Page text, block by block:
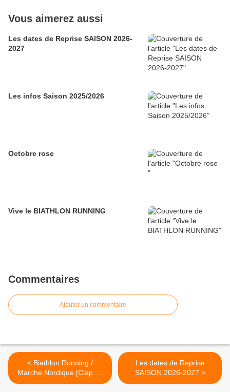
Vous aimerez aussi
Les dates de Reprise SAISON 2026-
2027
Les infos Saison 2025/2026
Octobre rose
Vive le BIATHLON RUNNING
Commentaires
Ajouter un commentaire
< Biathlon Running /
Marche Nordique [Clap de
Fin]
Les dates de Reprise
SAISON 2026-2027 >